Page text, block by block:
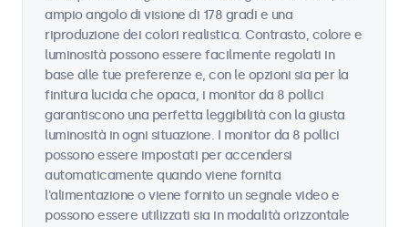
ampio angolo di visione di 178 gradi e una
riproduzione dei colori realistica. Contrasto, colore e
luminosità possono essere facilmente regolati in
base alle tue preferenze e, con le opzioni sia per la
finitura lucida che opaca, i monitor da 8 pollici
garantiscono una perfetta leggibilità con la giusta
luminosità in ogni situazione. I monitor da 8 pollici
possono essere impostati per accendersi
automaticamente quando viene fornita
l'alimentazione o viene fornito un segnale video e
possono essere utilizzati sia in modalità orizzontale